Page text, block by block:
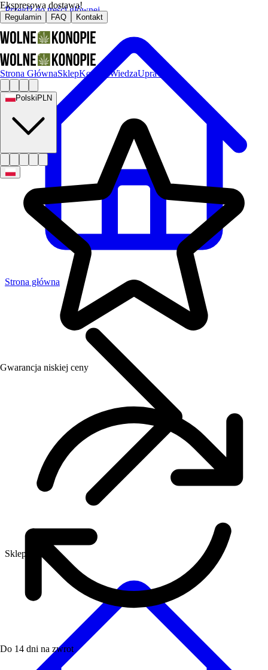
Przejdź do treści głównej
Ekspresowa dostawa!
Regulamin FAQ Kontakt
Strona GłównaSklepKontaktWiedzaUprawa
Polski PLN
Gwarancja niskiej ceny
Do 14 dni na zwrot
Strona główna
Sklep